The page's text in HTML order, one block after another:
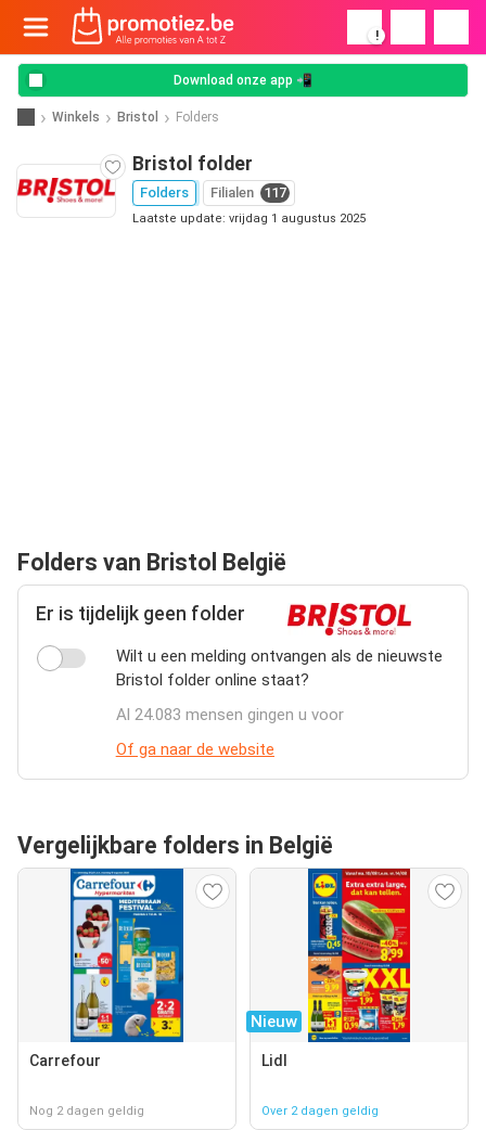
!
Download onze app 📲
Winkels Bristol Folders
Bristol folder
Folders Filialen 117
Laatste update: vrijdag 1 augustus 2025
Folders van Bristol België
Er is tijdelijk geen folder
Wilt u een melding ontvangen als de nieuwste
Bristol folder online staat?
Al 24.083 mensen gingen u voor
Of ga naar de website
Vergelijkbare folders in België
Carrefour
Nog 2 dagen geldig
Nieuw
Lidl
Over 2 dagen geldig